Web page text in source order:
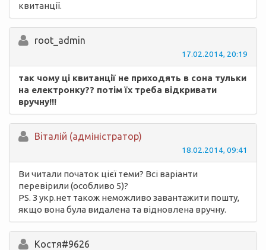
квитанції.
root_admin
17.02.2014, 20:19
так чому ці квитанції не приходять в сона тульки
на електронку?? потім їх треба відкривати
вручну!!!
Вiталій (адміністратор)
18.02.2014, 09:41
Ви читали початок цієї теми? Всі варіанти
перевірили (особливо 5)?
PS. З укр.нет також неможливо завантажити пошту,
якщо вона була видалена та відновлена вручну.
Костя#9626